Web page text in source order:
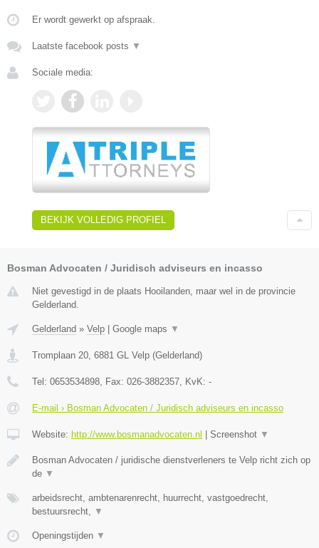
Er wordt gewerkt op afspraak.
Laatste facebook posts ▼
Sociale media:
BEKIJK VOLLEDIG PROFIEL
Bosman Advocaten / Juridisch adviseurs en incasso
Niet gevestigd in de plaats Hooilanden, maar wel in de provincie
Gelderland.
Gelderland » Velp Google maps ▼
Tromplaan 20, 6881 GL Velp (Gelderland)
Tel: 0653534898, Fax: 026-3882357, KvK: -
E-mail › Bosman Advocaten / Juridisch adviseurs en incasso
Website: http://www.bosmanadvocaten.nl Screenshot ▼
Bosman Advocaten / juridische dienstverleners te Velp richt zich op
de ▼
arbeidsrecht, ambtenarenrecht, huurrecht, vastgoedrecht,
bestuursrecht, ▼
Openingstijden ▼